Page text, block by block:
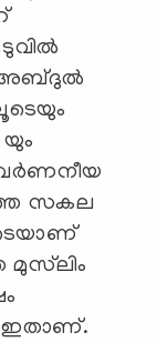
അബ്ദുല്‍
സകല
മുസ്‌ലിം
ഇതാണ്.